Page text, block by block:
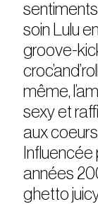
soin Lulu
groove-
même,
sexy et
aux
années
ghetto